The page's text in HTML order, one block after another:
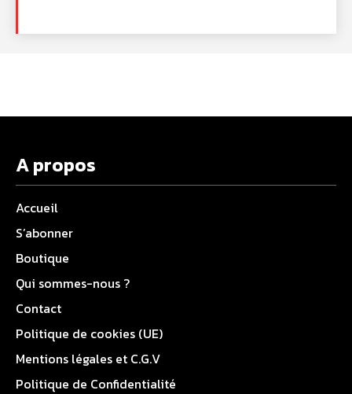
A propos
Accueil
S’abonner
Boutique
Qui sommes-nous ?
Contact
Politique de cookies (UE)
Mentions légales et C.G.V
Politique de Confidentialité